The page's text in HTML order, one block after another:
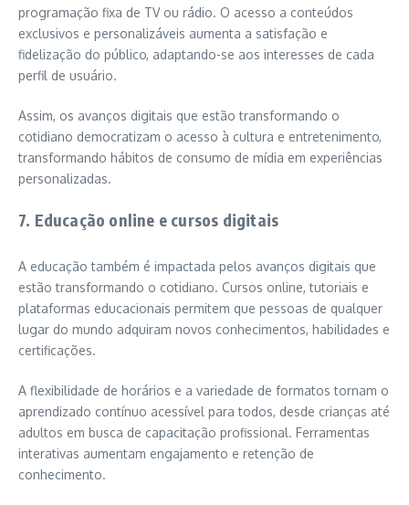
programação fixa de TV ou rádio. O acesso a conteúdos
exclusivos e personalizáveis aumenta a satisfação e
fidelização do público, adaptando-se aos interesses de cada
perfil de usuário.
Assim, os avanços digitais que estão transformando o
cotidiano democratizam o acesso à cultura e entretenimento,
transformando hábitos de consumo de mídia em experiências
personalizadas.
7. Educação online e cursos digitais
A educação também é impactada pelos avanços digitais que
estão transformando o cotidiano. Cursos online, tutoriais e
plataformas educacionais permitem que pessoas de qualquer
lugar do mundo adquiram novos conhecimentos, habilidades e
certificações.
A flexibilidade de horários e a variedade de formatos tornam o
aprendizado contínuo acessível para todos, desde crianças até
adultos em busca de capacitação profissional. Ferramentas
interativas aumentam engajamento e retenção de
conhecimento.